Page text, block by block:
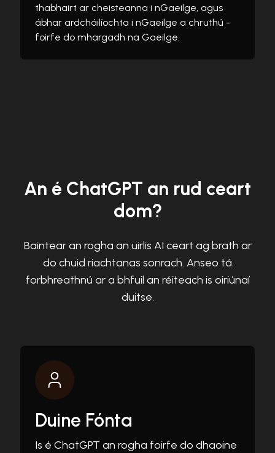
thabhairt ar cheisteanna i nGaeilge, agus
ábhar ardcháilíochta i nGaeilge a chruthú -
foirfe do mhargadh na Gaeilge.
An é ChatGPT an rud ceart
dom?
Baintear an rogha an uirlis AI ceart ag brath ar
do chuid riachtanas sonrach. Anseo tá
forbhreathnú ar a bhfuil an réiteach is oiriúnaí
duitse.
Duine Fónta
Is é ChatGPT an rogha foirfe do dhaoine